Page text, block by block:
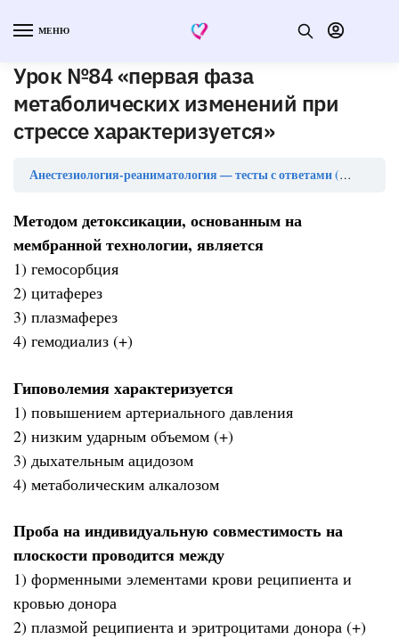
МЕНЮ
Урок №84 «первая фаза
метаболических изменений при
стрессе характеризуется»
Анестезиология-реаниматология — тесты с ответами (ординатура)
Методом детоксикации, основанным на
мембранной технологии, является
1) гемосорбция
2) цитаферез
3) плазмаферез
4) гемодиализ (+)
Гиповолемия характеризуется
1) повышением артериального давления
2) низким ударным объемом (+)
3) дыхательным ацидозом
4) метаболическим алкалозом
Проба на индивидуальную совместимость на
плоскости проводится между
1) форменными элементами крови реципиента и
кровью донора
2) плазмой реципиента и эритроцитами донора (+)